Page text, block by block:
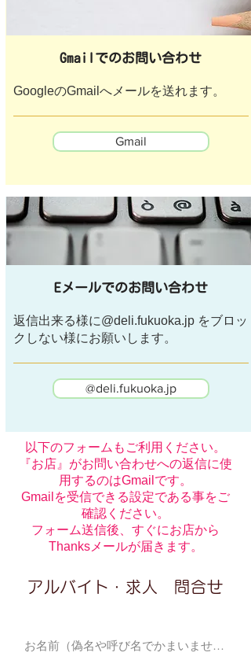
Gmailでのお問い合わせ
GoogleのGmailへメールを送れます。
Gmail
Eメールでのお問い合わせ
返信出来る様に@deli.fukuoka.jp をブロッ
クしない様にお願いします。
@deli.fukuoka.jp
以下のフォームもご利用ください。
『お店』がお問い合わせへの返信に使
用するのはGmailです。
Gmailを受信できる設定である事をご
確認ください。
​フォーム送信後、すぐにお店から
Thanksメールが届きます。
アルバイト・求人 問合せ